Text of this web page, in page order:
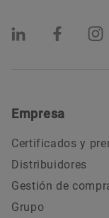
18-06-2024 |
Empresa
Certificados y
Distribuidores
Gestión de
Grupo